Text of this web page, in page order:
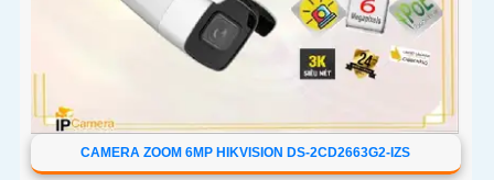
CAMERA ZOOM 6MP HIKVISION DS-2CD2663G2-IZS